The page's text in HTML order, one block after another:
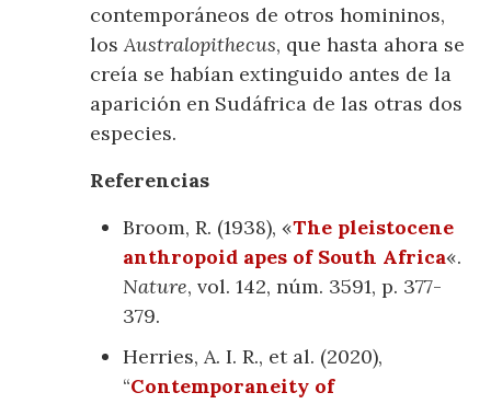
contemporáneos de otros homininos,
losAustralopithecus, que hasta ahora se
creía se habían extinguido antes de la
aparición en Sudáfrica de las otras dos
especies.
Referencias
Broom, R. (1938), «The pleistocene
anthropoid apes of South Africa«.
Nature, vol. 142, núm. 3591, p. 377-
379.
Herries, A. I. R., et al. (2020),
“Contemporaneity of